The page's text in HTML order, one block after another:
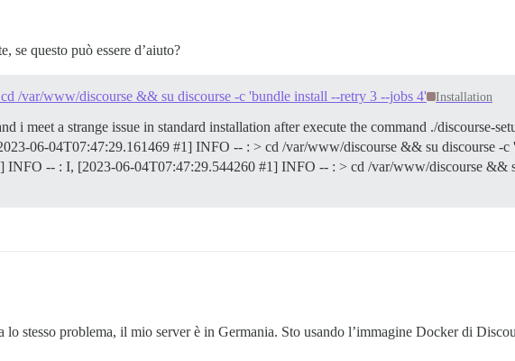
se questo può essere d’aiuto?
/var/www/discourse && su discourse -c 'bundle install --retry 3 --jobs 4' Installation
i meet a strange issue in standard installation after execute the command ./discourse-
06-04T07:47:29.161469 #1] INFO -- : > cd /var/www/discourse && su discourse -c
INFO -- : I, [2023-06-04T07:47:29.544260 #1] INFO -- : > cd /var/www/discourse &&
stesso problema, il mio server è in Germania. Sto usando l’immagine Docker di